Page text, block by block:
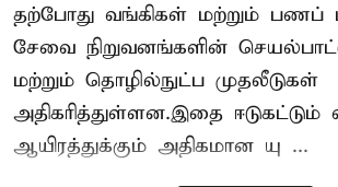
தற்போது வங்கிகள் மற்றும் பணப்
சேவை நிறுவனங்களின்
மற்றும் தொழில்நுட்ப முதலீடுகள்
அதிகரித்துள்ளன.இதை ஈடுகட்டும்
ஆயிரத்துக்கும் அதிகமான யு ...